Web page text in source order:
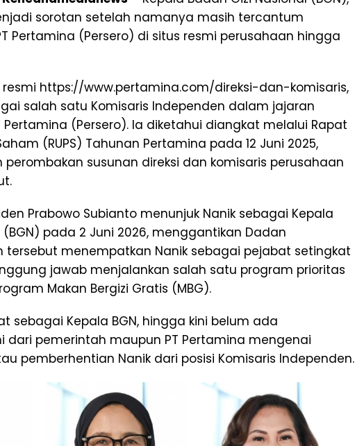
sorotan setelah namanya masih tercantum
Pertamina (Persero) di situs resmi perusahaan hingga
https://www.pertamina.com/direksi-dan-komisaris,
salah satu Komisaris Independen dalam jajaran
Pertamina (Persero). Ia diketahui diangkat melalui Rapat
(RUPS) Tahunan Pertamina pada 12 Juni 2025,
susunan direksi dan komisaris perusahaan
Prabowo Subianto menunjuk Nanik sebagai Kepala
(BGN) pada 2 Juni 2026, menggantikan Dadan
tersebut menempatkan Nanik sebagai pejabat setingkat
jawab menjalankan salah satu program prioritas
Makan Bergizi Gratis (MBG).
sebagai Kepala BGN, hingga kini belum ada
dari pemerintah maupun PT Pertamina mengenai
pemberhentian Nanik dari posisi Komisaris Independen.